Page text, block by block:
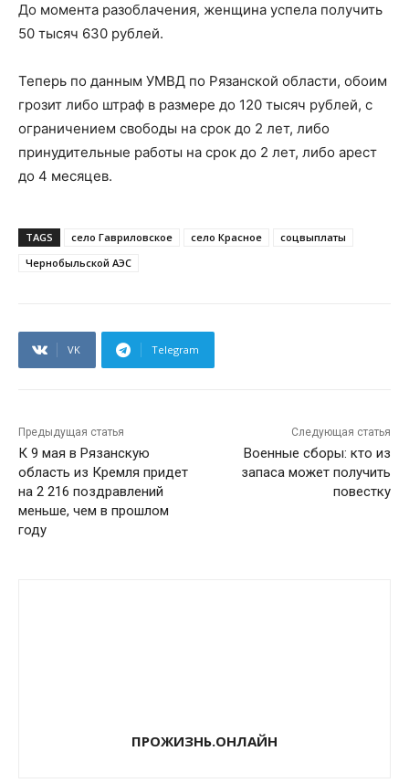
До момента разоблачения, женщина успела получить
50 тысяч 630 рублей.
Теперь по данным УМВД по Рязанской области, обоим
грозит либо штраф в размере до 120 тысяч рублей, с
ограничением свободы на срок до 2 лет, либо
принудительные работы на срок до 2 лет, либо арест
до 4 месяцев.
TAGS село Гавриловское село Красное
соцвыплаты
Чернобыльской АЭС
VK Telegram
Предыдущая статья
К 9 мая в Рязанскую
область из Кремля придет
на 2 216 поздравлений
меньше, чем в прошлом
году
Следующая статья
Военные сборы: кто из
запаса может получить
повестку
ПРОЖИЗНЬ.ОНЛАЙН